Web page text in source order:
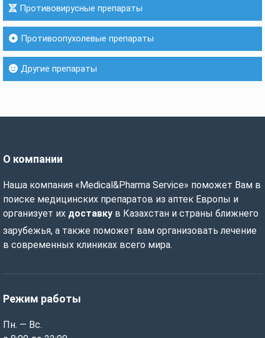
Противовирусные препараты
Противоопухолевые препараты
Другие препараты
О компании
Наша компания «Medical&Pharma Service» поможет Вам в
поиске медицинских препаратов из аптек Европы и
организует их доставку в Казахстан и страны ближнего
зарубежья, а также поможет вам организовать лечение
в современных клиниках всего мира.
Режим работы
Пн. — Вс.